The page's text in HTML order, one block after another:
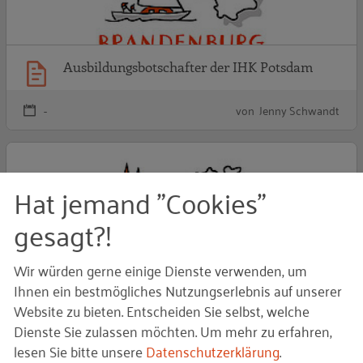
Ausbildungsbotschafter der IHK Potsdam
- von Jenny Schwandt
Starke Typen
Hat jemand "Cookies"
gesagt?!
Wir würden gerne einige Dienste verwenden, um
Ihnen ein bestmögliches Nutzungserlebnis auf unserer
Website zu bieten. Entscheiden Sie selbst, welche
Dienste Sie zulassen möchten.Um mehr zu erfahren,
lesen Sie bitte unsereDatenschutzerklärung.